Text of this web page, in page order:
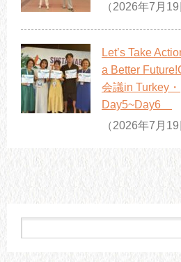
（2026年7月19
Let’s Take
a Better
会議in Turkey・
Day5~Day6
（2026年7月19